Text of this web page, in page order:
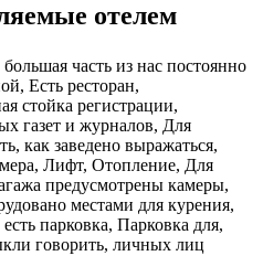
отелем
часть из нас постоянно
Есть ресторан,
стойка регистрации,
газет и журналов, Для
как заведено выражаться,
Лифт, Отопление, Для
предусмотрены камеры,
местами для курения,
парковка, Парковка для,
говорить, личных лиц